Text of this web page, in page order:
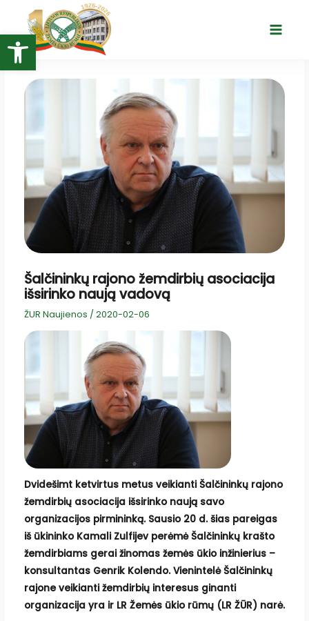
Open toolbar
turinio
Main
Šalčininkų rajono žemdirbių asociacija
išsirinko naują vadovą
ŽUR Naujienos / 2020-02-06
Dvidešimt ketvirtus metus veikianti Šalčininkų rajono
žemdirbių asociacija išsirinko naują savo
organizacijos pirmininką. Sausio 20 d. šias pareigas
iš ūkininko Kamali Zulfijev perėmė Šalčininkų krašto
žemdirbiams gerai žinomas žemės ūkio inžinierius –
konsultantas Genrik Kolendo. Vienintelė Šalčininkų
rajone veikianti žemdirbių interesus ginanti
organizacija yra ir LR Žemės ūkio rūmų (LR ŽŪR) narė.